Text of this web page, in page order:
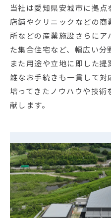
当社は愛知県安城市に拠点
店舗やクリニックなどの
所などの産業施設さらに
た集合住宅など、幅広い分
また用途や立地に即した
雑なお手続きも一貫して対
培ってきたノウハウや技
献します。